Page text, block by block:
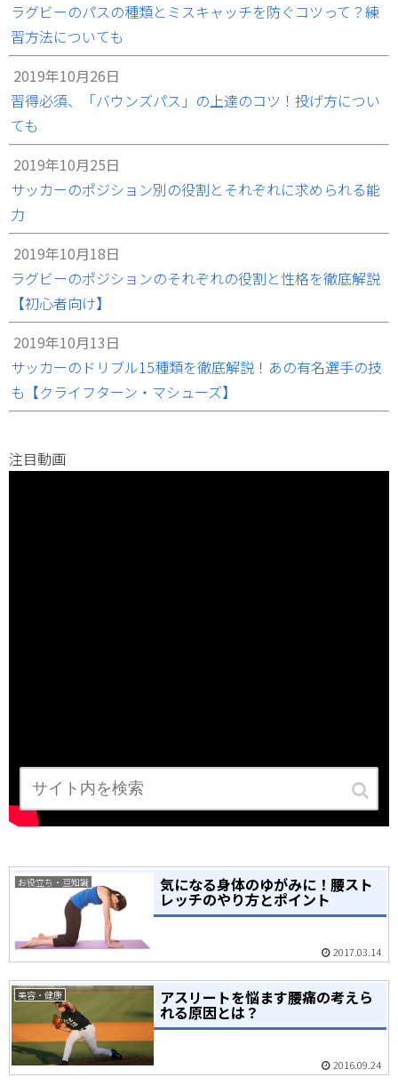
ラグビーのパスの種類とミスキャッチを防ぐコツって？練
習方法についても
2019年10月26日
習得必須、「バウンズパス」の上達のコツ！投げ方につい
ても
2019年10月25日
サッカーのポジション別の役割とそれぞれに求められる能
力
2019年10月18日
ラグビーのポジションのそれぞれの役割と性格を徹底解説
【初心者向け】
2019年10月13日
サッカーのドリブル15種類を徹底解説！あの有名選手の技
も【クライフターン・マシューズ】
注目動画
お役立ち・豆知識 気になる身体のゆがみに！腰スト
レッチのやり方とポイント
2017.03.14
美容・健康 アスリートを悩ます腰痛の考えら
れる原因とは？
2016.09.24